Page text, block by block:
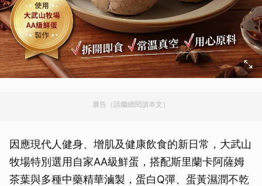
廣告（請繼續閱讀本文）
因應現代人健身、增肌及健康飲食的新日常，大武山
牧場特別選用自家AA級鮮蛋，搭配斯里蘭卡阿薩姆
茶葉與多種中藥精華滷製，蛋白Q彈、蛋黃濕潤不乾